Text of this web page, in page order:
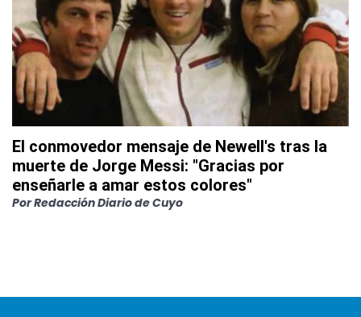
El conmovedor mensaje de Newell's tras la
muerte de Jorge Messi: "Gracias por
enseñarle a amar estos colores"
PorRedacción Diario de Cuyo